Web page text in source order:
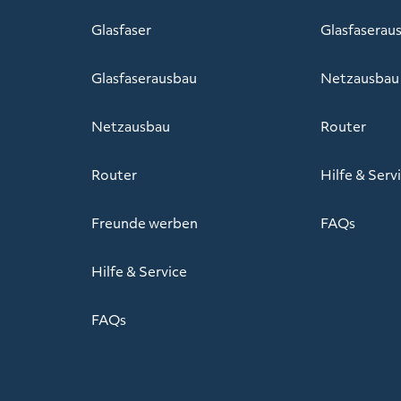
Glasfaser
Glasfaserausbau
Netzausbau
Router
Freunde werben
Hilfe & Service
FAQs
Netzausbau
Router
Hilfe &
FAQs